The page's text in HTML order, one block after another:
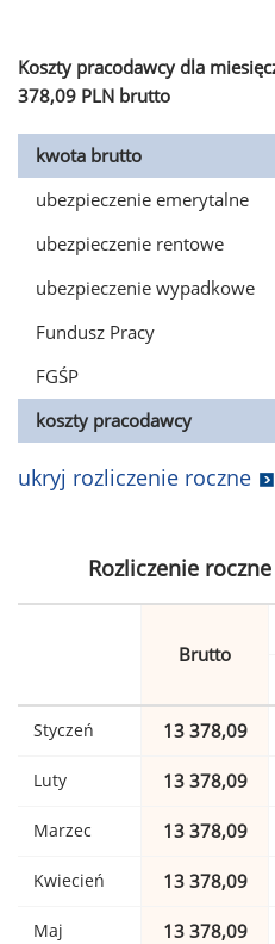
Koszty pracodawcy dla
378,09 PLN brutto
kwota brutto
ubezpieczenie emerytalne
ubezpieczenie rentowe
ubezpieczenie wypadkowe
Fundusz Pracy
FGŚP
koszty pracodawcy
ukryj rozliczenie roczne
Rozliczenie
Brutto
Styczeń 13 378,09
Luty 13 378,09
Marzec 13 378,09
Kwiecień 13 378,09
Maj 13 378,09